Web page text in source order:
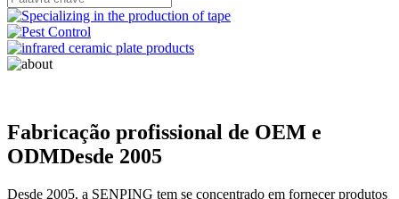
Fabricação profissional de OEM e
ODMDesde 2005
Desde 2005, a SENPING tem se concentrado em fornecer produtos